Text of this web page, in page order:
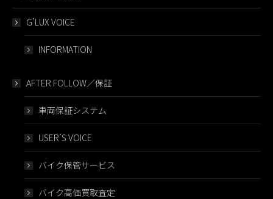
G’LUX VOICE
INFORMATION
AFTER FOLLOW／保証
車両保証システム
USER’S VOICE
バイク保管サービス
バイク高価買取査定